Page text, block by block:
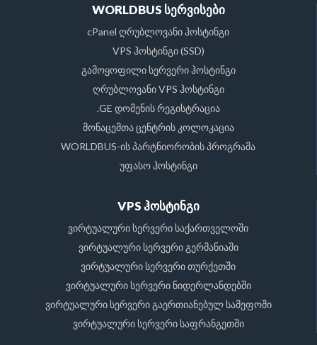
WORLDBUS სერვისები
cPanel ღრუბლოვანი ჰოსტინგი
VPS ჰოსტინგი (SSD)
გამოყოფილი სერვერი ჰოსტინგი
ღრუბლოვანი VPS ჰოსტინგი
.GE დომენის რეგისტრაცია
მონაცემთა ცენტრის კოლოკაცია
WORLDBUS-ის პარტნიორობის პროგრამა
უფასო ჰოსტინგი
VPS ჰოსტინგი
ვირტუალური სერვერი საქართველოში
ვირტუალური სერვერი გერმანიაში
ვირტუალური სერვერი თურქეთში
ვირტუალური სერვერი ნიდერლანდებში
ვირტუალური სერვერი გაერთიანებულ სამეფოში
ვირტუალური სერვერი საფრანგეთში